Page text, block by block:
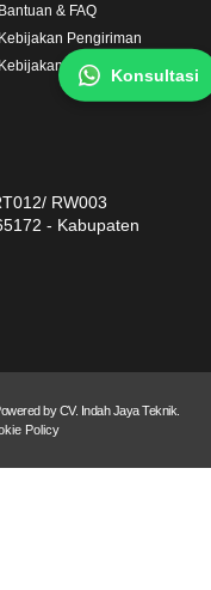
Bantuan & FAQ
Kebijakan Pengiriman
Kebijakan Garansi
RW003
- Kabupaten
by CV. Indah Jaya Teknik.
Policy
Konsultasi